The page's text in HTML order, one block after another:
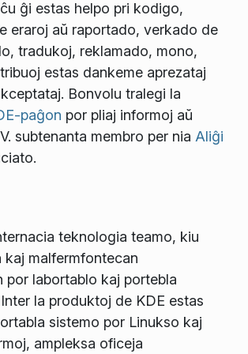
ĝi estas helpo pri kodigo,
eraroj aŭ raportado, verkado de
tradukoj, reklamado, mono,
estas dankeme aprezataj
Bonvolu tralegi la
paĝon por pliaj informoj aŭ
subtenanta membro per nia Aliĝi
teknologia teamo, kiu
kaj malfermfontecan
por labortablo kaj portebla
la produktoj de KDE estas
sistemo por Linukso kaj
ampleksa oficeja